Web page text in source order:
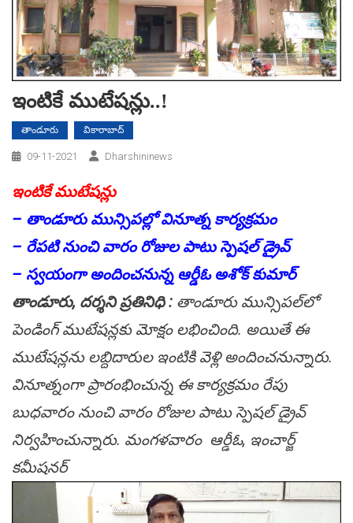
ఇంటికే ముటేష‌న్లు..!
తాండూరు వికారాబాద్
09-11-2021 Dharshininews
ఇంటికే ముటేష‌న్లు
– తాండూరు మున్సిప‌ల్లో వినూత్న కార్య‌క్ర‌మం
– రేప‌టి నుంచి వారం రోజుల పాటు స్పెష‌ల్ డ్రైవ్
– స్వ‌యంగా అందించ‌నున్న ఆర్డీఓ అశోక్ కుమార్
తాండూరు, ద‌ర్శ‌ని ప్ర‌తినిధి : తాండూరు మున్సిప‌ల్‌లో
పెండింగ్ ముటేష‌న్లకు మోక్షం ల‌భించింది. అయితే ఈ
ముటేష‌న్ల‌ను ల‌బ్దిదారుల ఇంటికి వెళ్లి అందించ‌నున్నారు.
వినూత్నంగా ప్రారంభించున్న ఈ కార్య‌క్ర‌మం రేపు
బుధ‌వారం నుంచి వారం రోజుల పాటు స్పెష‌ల్ డ్రైవ్
నిర్వ‌హించున్నారు. మంగ‌ళ‌వారం ఆర్డీఓ, ఇంచార్జ్
క‌మీష‌న‌ర్